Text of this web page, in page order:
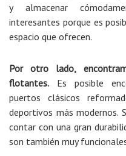
y almacenar
interesantes porque es
espacio que ofrecen.
Por otro lado,
flotantes. Es posible
puertos clásicos
deportivos más modernos.
contar con una gran
son también muy